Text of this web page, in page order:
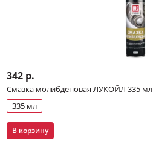
342 р.
Смазка молибденовая ЛУКОЙЛ 335 мл
335 мл
В корзину